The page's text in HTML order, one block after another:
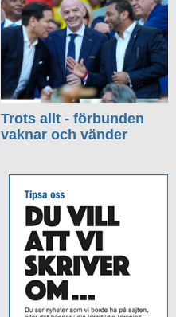
Trots allt - förbunden
vaknar och vänder